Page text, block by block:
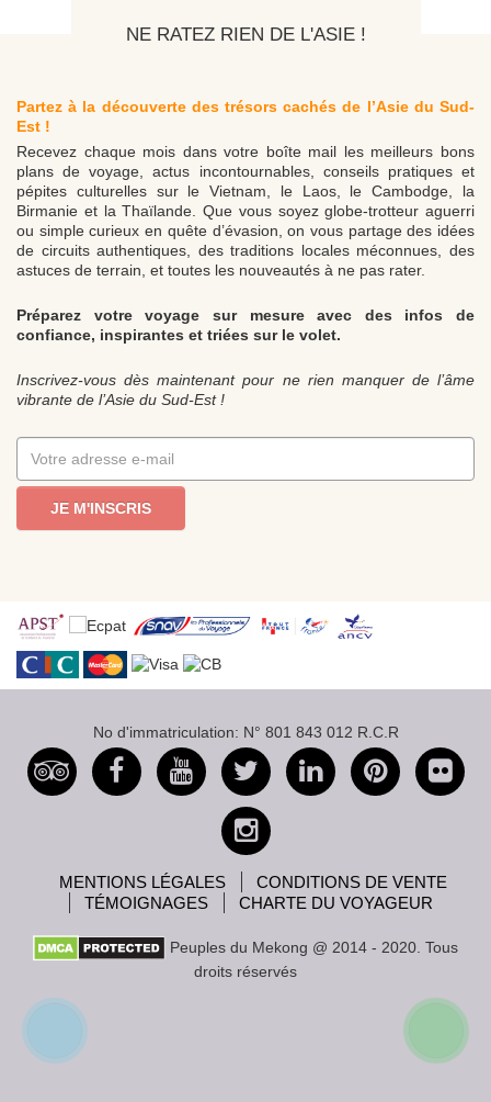
NE RATEZ RIEN DE L'ASIE !
Partez à la découverte des trésors cachés de l’Asie du Sud-
Est !
Recevez chaque mois dans votre boîte mail les meilleurs bons
plans de voyage, actus incontournables, conseils pratiques et
pépites culturelles sur le Vietnam, le Laos, le Cambodge, la
Birmanie et la Thaïlande. Que vous soyez globe-trotteur aguerri
ou simple curieux en quête d’évasion, on vous partage des idées
de circuits authentiques, des traditions locales méconnues, des
astuces de terrain, et toutes les nouveautés à ne pas rater.
Préparez votre voyage sur mesure avec des infos de
confiance, inspirantes et triées sur le volet.
Inscrivez-vous dès maintenant pour ne rien manquer de l’âme
vibrante de l’Asie du Sud-Est !
JE M'INSCRIS
No d'immatriculation: N° 801 843 012 R.C.R
MENTIONS LÉGALES
CONDITIONS DE VENTE
TÉMOIGNAGES
CHARTE DU VOYAGEUR
Peuples du Mekong @ 2014 - 2020. Tous
droits réservés